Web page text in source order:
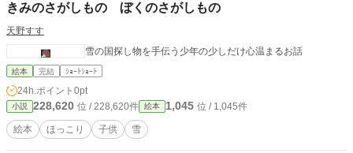
りは昼下がりに近い時間帯なのに薄暗い。少しは人が居るだろうと思っていた
が、人影はほとんどなく、駅前商店街らしきシャッターの並びの景観が閑散とい
してしまうような景色だけがあった。 かろうじて一台、温泉宿の送迎バスが
あった。
きみのさがしもの ぼくのさがしもの
天野すす
雪の国探し物を手伝う少年の少しだけ心温まるお話
絵本 完結 ｼｮｰﾄｼｮｰﾄ
24h.ポイント 0pt
小説 228,620 位 / 228,620件 絵本 1,045 位 / 1,045件
絵本 ほっこり 子供 雪